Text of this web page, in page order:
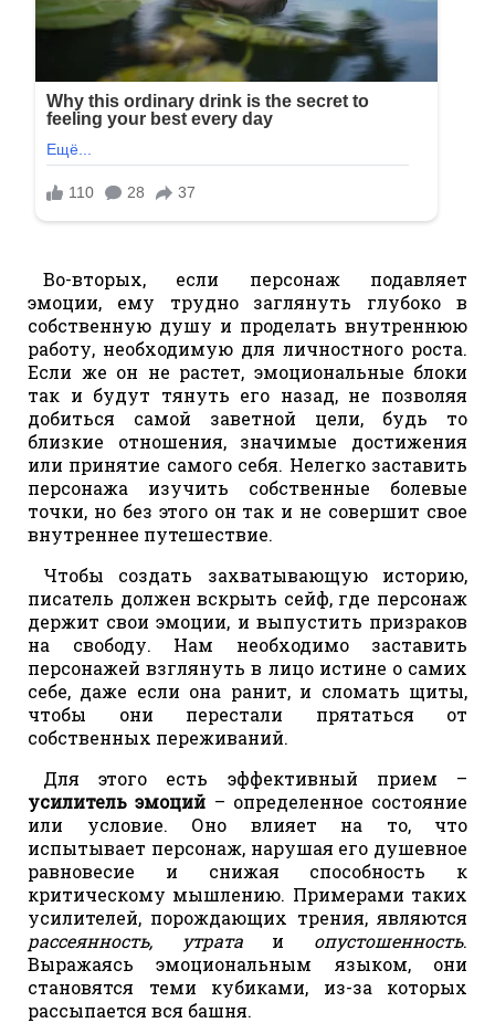
Во-вторых, если персонаж подавляет
эмоции, ему трудно заглянуть глубоко в
собственную душу и проделать внутреннюю
работу, необходимую для личностного роста.
Если же он не растет, эмоциональные блоки
так и будут тянуть его назад, не позволяя
добиться самой заветной цели, будь то
близкие отношения, значимые достижения
или принятие самого себя. Нелегко заставить
персонажа изучить собственные болевые
точки, но без этого он так и не совершит свое
внутреннее путешествие.
Чтобы создать захватывающую историю,
писатель должен вскрыть сейф, где персонаж
держит свои эмоции, и выпустить призраков
на свободу. Нам необходимо заставить
персонажей взглянуть в лицо истине о самих
себе, даже если она ранит, и сломать щиты,
чтобы они перестали прятаться от
собственных переживаний.
Для этого есть эффективный прием –
усилитель эмоций – определенное состояние
или условие. Оно влияет на то, что
испытывает персонаж, нарушая его душевное
равновесие и снижая способность к
критическому мышлению. Примерами таких
усилителей, порождающих трения, являются
рассеянность, утратаи опустошенность.
Выражаясь эмоциональным языком, они
становятся теми кубиками, из-за которых
рассыпается вся башня.